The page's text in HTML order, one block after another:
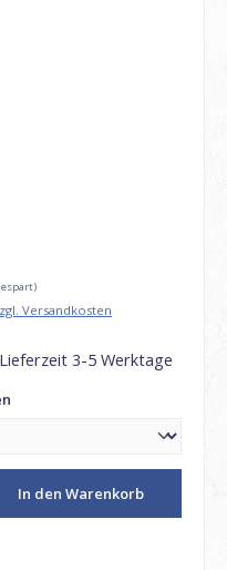
Versandkosten
3-5 Werktage
In den Warenkorb